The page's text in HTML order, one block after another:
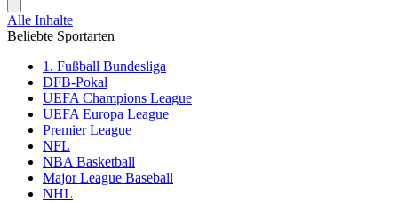
Alle Inhalte
Beliebte Sportarten
1. Fußball Bundesliga
DFB-Pokal
UEFA Champions League
UEFA Europa League
Premier League
NFL
NBA Basketball
Major League Baseball
NHL